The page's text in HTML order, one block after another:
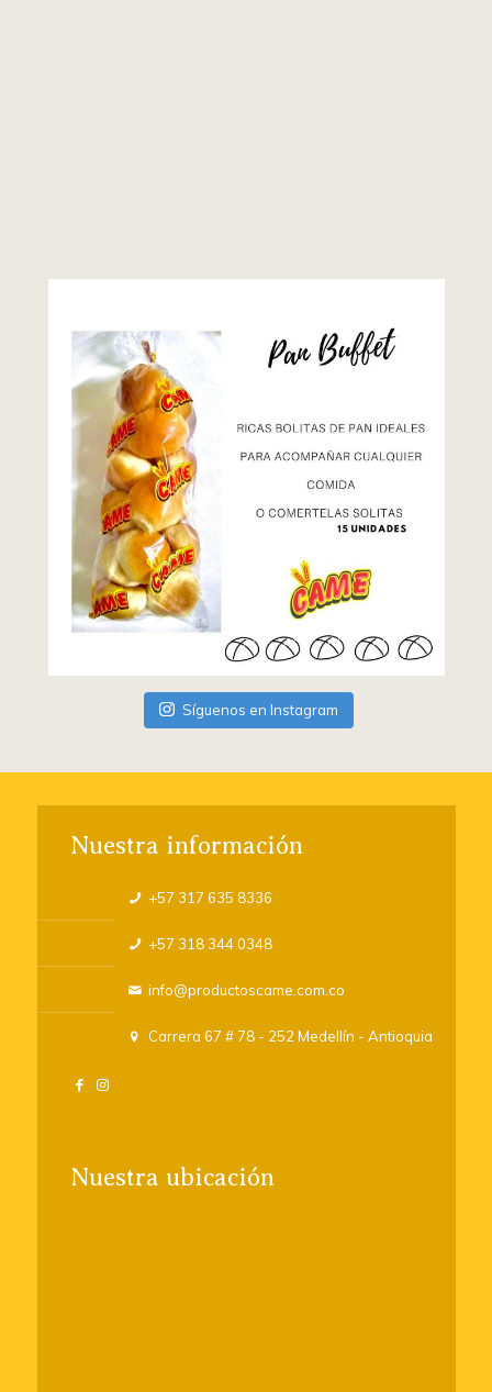
Síguenos en Instagram
Nuestra información
+57 317 635 8336
+57 318 344 0348
info@productoscame.com.co
Carrera 67 # 78 - 252 Medellín - Antioquia
Nuestra ubicación